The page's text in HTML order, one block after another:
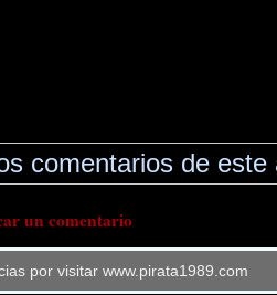
comentarios de este
un comentario
por visitar www.pirata1989.com